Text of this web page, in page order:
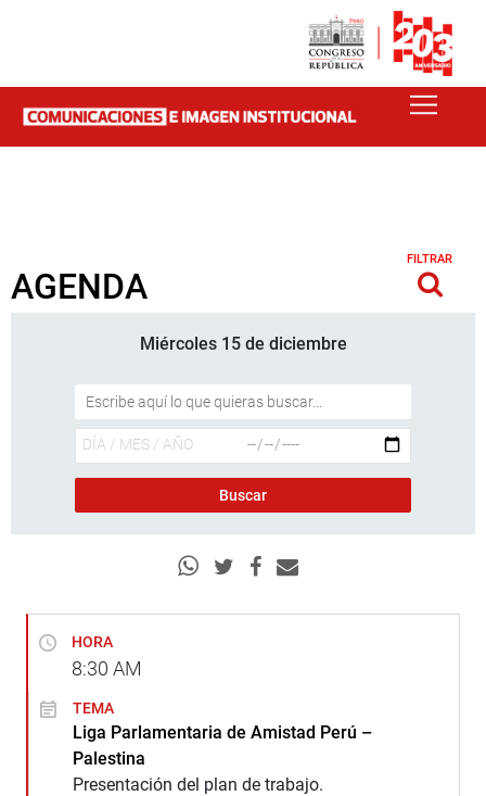
AGENDA
FILTRAR
Miércoles 15 de diciembre
HORA
8:30 AM
TEMA
Liga Parlamentaria de Amistad Perú –
Palestina
Presentación del plan de trabajo.